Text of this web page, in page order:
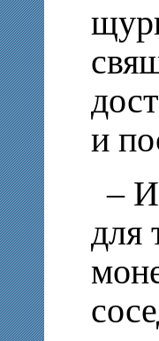
и
– И
для